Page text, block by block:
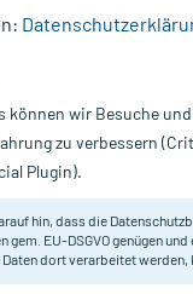
Nur für kurze Zeit:
können wir Besuche
zu verbessern
Plugin).
hin, dass die
gem. EU-DSGVO genügen
Daten dort verarbeitet